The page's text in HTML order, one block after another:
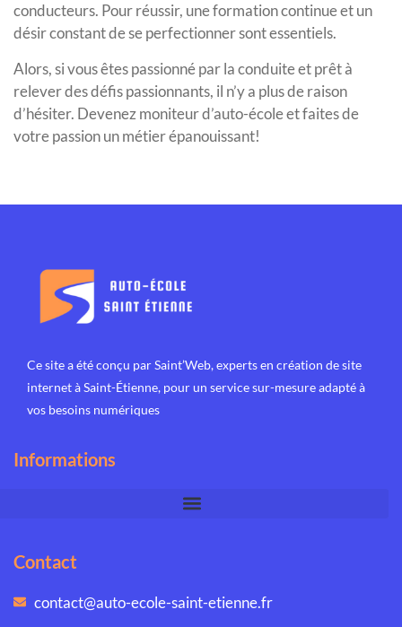
conducteurs. Pour réussir, une formation continue et un
désir constant de se perfectionner sont essentiels.
Alors, si vous êtes passionné par la conduite et prêt à
relever des défis passionnants, il n’y a plus de raison
d’hésiter. Devenez moniteur d’auto-école et faites de
votre passion un métier épanouissant!
Ce site a été conçu par Saint’Web, experts en création de site
internet à Saint-Étienne, pour un service sur-mesure adapté à
vos besoins numériques
Informations
Contact
contact@auto-ecole-saint-etienne.fr